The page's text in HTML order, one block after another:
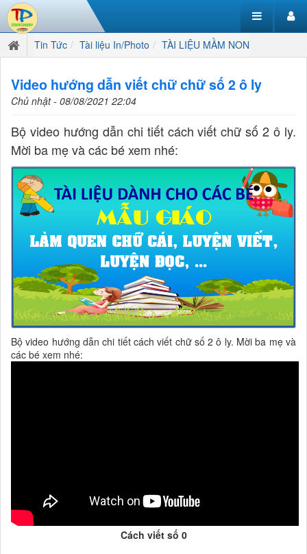
Tin Tức Tài liệu In/Photo TÀI LIỆU MẦM NON
Video hướng dẫn viết chữ chữ số 2 ô ly
Chủ nhật - 08/08/2021 22:04
Bộ video hướng dẫn chi tiết cách viết chữ số 2 ô ly.
Mời ba mẹ và các bé xem nhé:
Bộ video hướng dẫn chi tiết cách viết chữ số 2 ô ly. Mời ba mẹ và
các bé xem nhé:
Cách viết số 0